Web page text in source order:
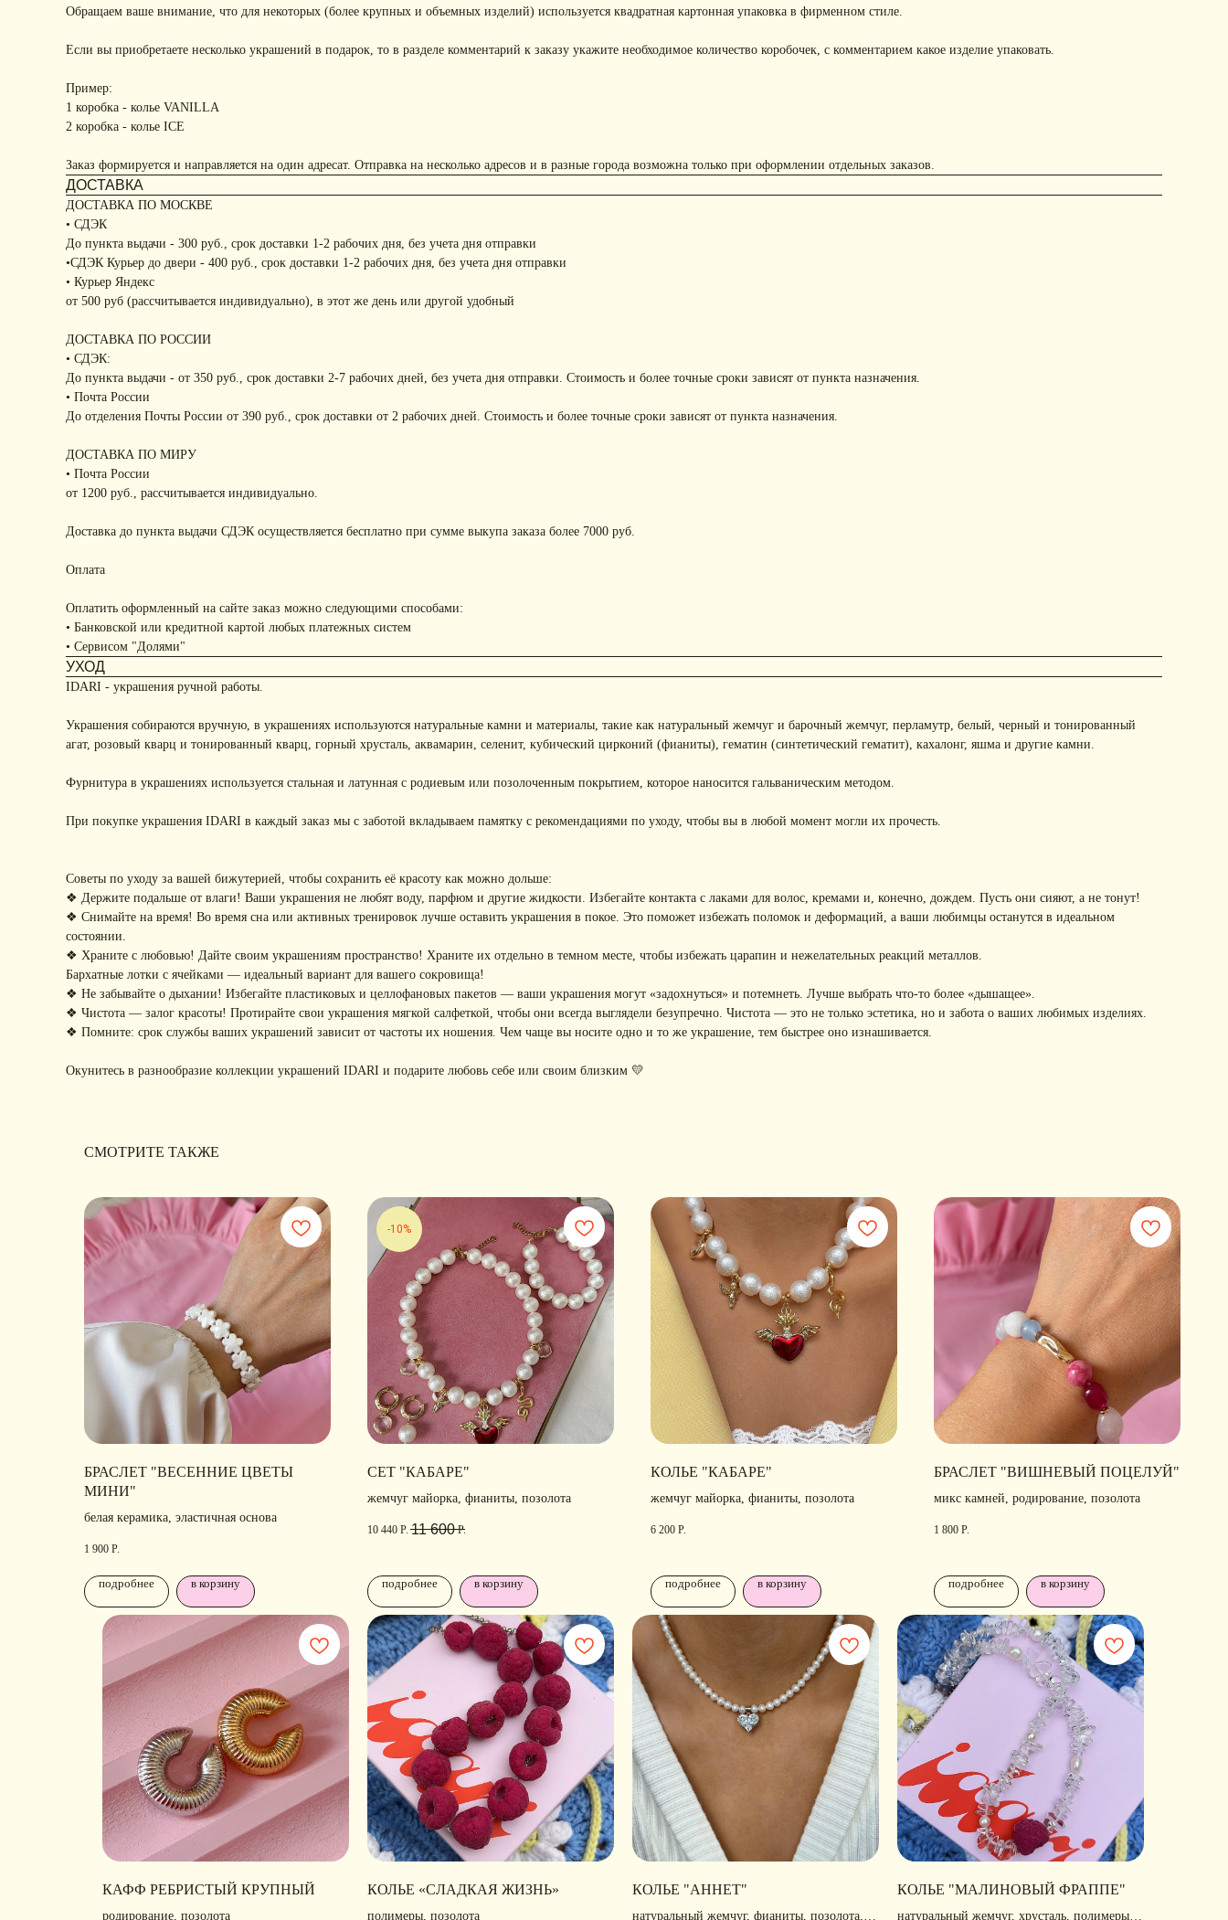
Обращаем ваше внимание, что для некоторых (более крупных и объемных изделий) используется квадратная картонная упаковка в фирменном стиле.
Если вы приобретаете несколько украшений в подарок, то в разделе комментарий к заказу укажите необходимое количество коробочек, с комментарием какое изделие упаковать.
Пример:
1 коробка - колье VANILLA
2 коробка - колье ICE
Заказ формируется и направляется на один адресат. Отправка на несколько адресов и в разные города возможна только при оформлении отдельных заказов.
ДОСТАВКА
ДОСТАВКА ПО МОСКВЕ
• СДЭК
До пункта выдачи - 300 руб., срок доставки 1-2 рабочих дня, без учета дня отправки
•СДЭК Курьер до двери - 400 руб., срок доставки 1-2 рабочих дня, без учета дня отправки
• Курьер Яндекс
от 500 руб (рассчитывается индивидуально), в этот же день или другой удобный
ДОСТАВКА ПО РОССИИ
• СДЭК:
До пункта выдачи - от 350 руб., срок доставки 2-7 рабочих дней, без учета дня отправки. Стоимость и более точные сроки зависят от пункта назначения.
• Почта России
До отделения Почты России от 390 руб., срок доставки от 2 рабочих дней. Стоимость и более точные сроки зависят от пункта назначения.
ДОСТАВКА ПО МИРУ
• Почта России
от 1200 руб., рассчитывается индивидуально.
Доставка до пункта выдачи СДЭК осуществляется бесплатно при сумме выкупа заказа более 7000 руб.
Оплата
Оплатить оформленный на сайте заказ можно следующими способами:
• Банковской или кредитной картой любых платежных систем
• Сервисом "Долями"
УХОД
IDARI - украшения ручной работы.
Украшения собираются вручную, в украшениях используются натуральные камни и материалы, такие как натуральный жемчуг и барочный жемчуг, перламутр, белый, черный и тонированный
агат, розовый кварц и тонированный кварц, горный хрусталь, аквамарин, селенит, кубический цирконий (фианиты), гематин (синтетический гематит), кахалонг, яшма и другие камни.
Фурнитура в украшениях используется стальная и латунная с родиевым или позолоченным покрытием, которое наносится гальваническим методом.
При покупке украшения IDARI в каждый заказ мы с заботой вкладываем памятку с рекомендациями по уходу, чтобы вы в любой момент могли их прочесть.
Советы по уходу за вашей бижутерией, чтобы сохранить её красоту как можно дольше:
❖ Держите подальше от влаги! Ваши украшения не любят воду, парфюм и другие жидкости. Избегайте контакта с лаками для волос, кремами и, конечно, дождем. Пусть они сияют, а не тонут!
❖ Снимайте на время! Во время сна или активных тренировок лучше оставить украшения в покое. Это поможет избежать поломок и деформаций, а ваши любимцы останутся в идеальном
состоянии.
❖ Храните с любовью! Дайте своим украшениям пространство! Храните их отдельно в темном месте, чтобы избежать царапин и нежелательных реакций металлов.
Бархатные лотки с ячейками — идеальный вариант для вашего сокровища!
❖ Не забывайте о дыхании! Избегайте пластиковых и целлофановых пакетов — ваши украшения могут «задохнуться» и потемнеть. Лучше выбрать что-то более «дышащее».
❖ Чистота — залог красоты! Протирайте свои украшения мягкой салфеткой, чтобы они всегда выглядели безупречно. Чистота — это не только эстетика, но и забота о ваших любимых изделиях.
❖ Помните: срок службы ваших украшений зависит от частоты их ношения. Чем чаще вы носите одно и то же украшение, тем быстрее оно изнашивается.
Окунитесь в разнообразие коллекции украшений IDARI и подарите любовь себе или своим близким 💛
СМОТРИТЕ ТАКЖЕ
БРАСЛЕТ "ВЕСЕННИЕ ЦВЕТЫ
МИНИ"
белая керамика, эластичная основа
1 900 Р.
подробнее в корзину
-10%
СЕТ "КАБАРЕ"
жемчуг майорка, фианиты, позолота
10 440 Р. 11 600 Р.
подробнее в корзину
КОЛЬЕ "КАБАРЕ"
жемчуг майорка, фианиты, позолота
6 200 Р.
подробнее в корзину
БРАСЛЕТ "ВИШНЕВЫЙ ПОЦЕЛУЙ"
микс камней, родирование, позолота
1 800 Р.
подробнее в корзину
КАФФ РЕБРИСТЫЙ КРУПНЫЙ
родирование, позолота
КОЛЬЕ «СЛАДКАЯ ЖИЗНЬ»
полимеры, позолота
КОЛЬЕ "АННЕТ"
натуральный жемчуг, фианиты, позолота,
КОЛЬЕ "МАЛИНОВЫЙ ФРАППЕ"
натуральный жемчуг, хрусталь, полимеры,
ПОДПИШИТЕСЬ
РАССЫЛКУ
• Главная
+ 7 (916) 958-00-78
КОНТАКТЫ
Рассказываем о новых
РАЗДЕЛЫ ИНТЕРНЕТ-
МАГАЗИНА